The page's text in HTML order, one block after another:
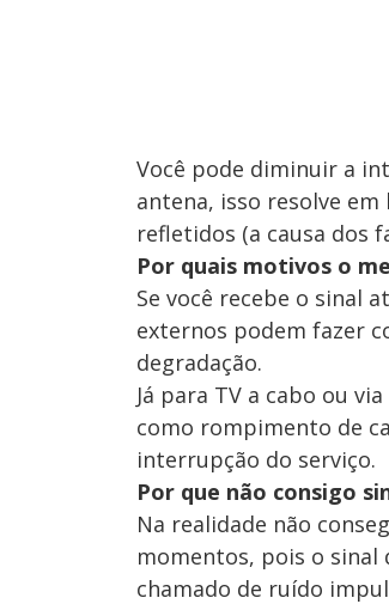
Você pode diminuir a
antena, isso resolve
refletidos (a causa dos
Por quais motivos o
Se você recebe o sinal
externos podem fazer
degradação.
Já para TV a cabo ou
como rompimento de
interrupção do serviço.
Por que não consigo
Na realidade não
momentos, pois o
chamado de ruído